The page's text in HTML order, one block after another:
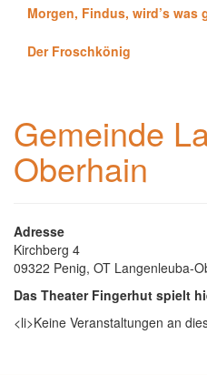
Morgen, Findus, wird’s was
Der Froschkönig
Gemeinde
Oberhain
Adresse
Kirchberg 4
09322 Penig, OT Langenleuba-
Das Theater Fingerhut spielt
<li>Keine Veranstaltungen an